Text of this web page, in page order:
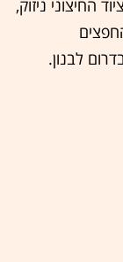
החיצוני ניזוק,
לבנון.